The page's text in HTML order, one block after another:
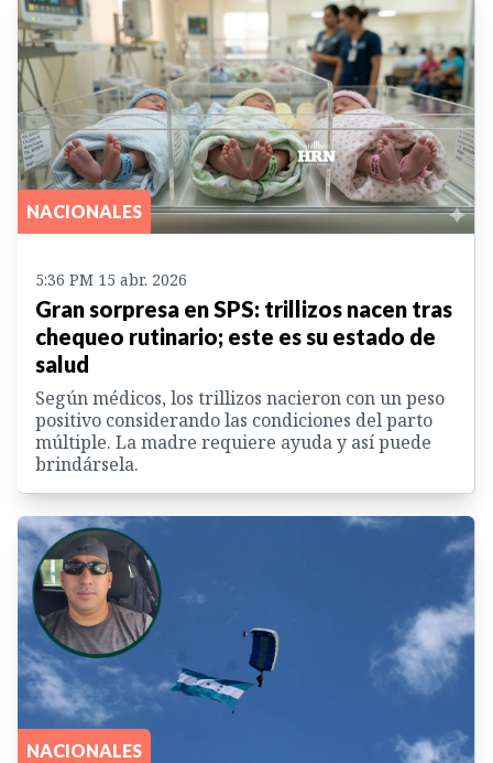
NACIONALES
5:36 PM 15 abr. 2026
Gran sorpresa en SPS: trillizos nacen tras
chequeo rutinario; este es su estado de
salud
Según médicos, los trillizos nacieron con un peso
positivo considerando las condiciones del parto
múltiple. La madre requiere ayuda y así puede
brindársela.
NACIONALES